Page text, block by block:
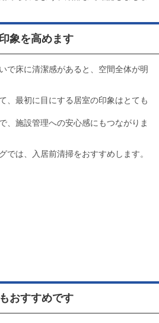
象を高めます
で床に清潔感があると、空間全体が明
、最初に目にする居室の印象はとても
、施設管理への安心感にもつながりま
では、入居前清掃をおすすめします。
おすすめです